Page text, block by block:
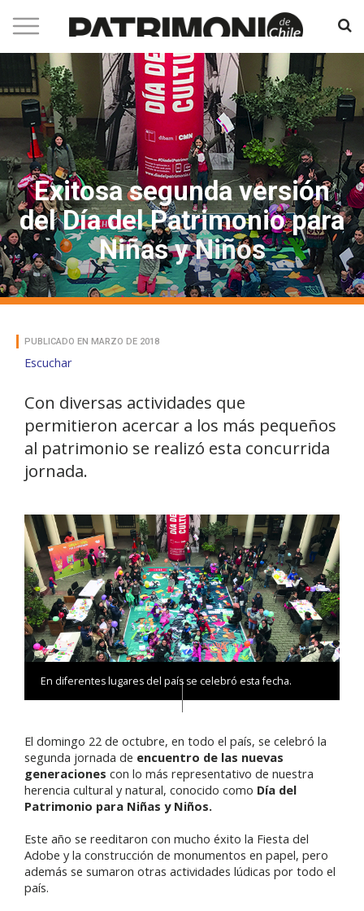
Exitosa segunda versión
del Día del Patrimonio para
Niñas y Niños
PUBLICADO EN MARZO DE 2018
Escuchar
Con diversas actividades que
permitieron acercar a los más pequeños
al patrimonio se realizó esta concurrida
jornada.
En diferentes lugares del país se celebró esta fecha.
El domingo 22 de octubre, en todo el país, se celebró la
segunda jornada de encuentro de las nuevas
generaciones con lo más representativo de nuestra
herencia cultural y natural, conocido como Día del
Patrimonio para Niñas y Niños.
Este año se reeditaron con mucho éxito la Fiesta del
Adobe y la construcción de monumentos en papel, pero
además se sumaron otras actividades lúdicas por todo el
país.